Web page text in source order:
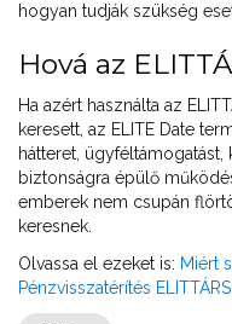
hogyan tudják szükség
Hová az
Ha azért használta az
keresett, az ELITE Date
hátteret,
biztonságra épülő
emberek nem csupán
keresnek.
Olvassa el ezeket is: Miért
Pénzvisszatérítés